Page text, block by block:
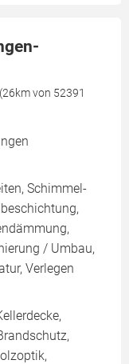
von 52391
Schimmel-
/ Umbau,
Verlegen